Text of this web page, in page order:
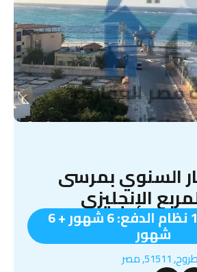
السنوي بمرسى
الإنجليزي
ج.م190,000 نظام الدفع: 6 شهور + 6
شهور
مصر